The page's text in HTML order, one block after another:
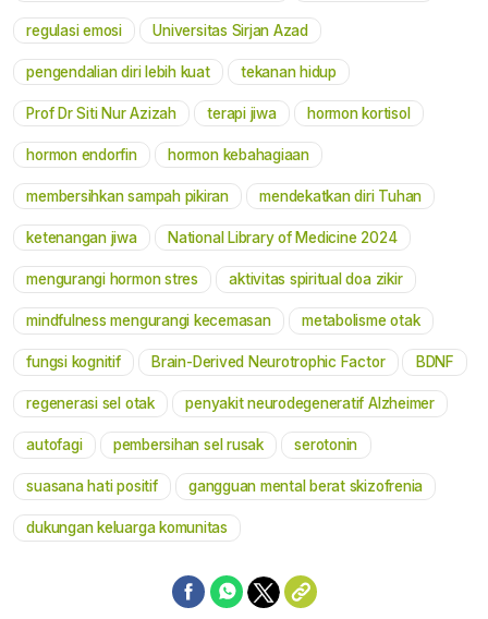
regulasi emosi Universitas Sirjan Azad
pengendalian diri lebih kuat tekanan hidup
Prof Dr Siti Nur Azizah terapi jiwa hormon kortisol
hormon endorfin hormon kebahagiaan
membersihkan sampah pikiran mendekatkan diri Tuhan
ketenangan jiwa National Library of Medicine 2024
mengurangi hormon stres aktivitas spiritual doa zikir
mindfulness mengurangi kecemasan metabolisme otak
fungsi kognitif Brain-Derived Neurotrophic Factor BDNF
regenerasi sel otak penyakit neurodegeneratif Alzheimer
autofagi pembersihan sel rusak serotonin
suasana hati positif gangguan mental berat skizofrenia
dukungan keluarga komunitas